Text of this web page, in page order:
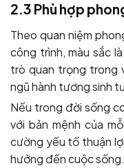
2.3 Phù hợp
Theo quan niệm
công trình, màu sắc
trò quan trọng trong
ngũ hành tương sinh
Nếu trong đời sống
với bản mệnh của
cường yếu tố thuận
hưởng đến cuộc sống.